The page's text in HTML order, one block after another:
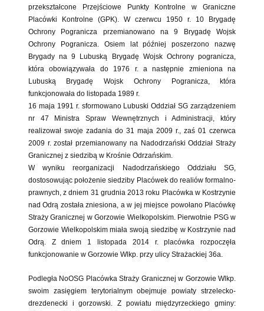
przekształcone Przejściowe Punkty Kontrolne w Graniczne
Placówki Kontrolne (GPK). W czerwcu 1950 r. 10 Brygadę
Ochrony Pogranicza przemianowano na 9 Brygadę Wojsk
Ochrony Pogranicza. Osiem lat później poszerzono nazwę
Brygady na 9 Lubuską Brygadę Wojsk Ochrony pogranicza,
która obowiązywała do 1976 r. a następnie zmieniona na
Lubuską Brygadę Wojsk Ochrony Pogranicza, która
funkcjonowała do listopada 1989 r.
16 maja 1991 r. sformowano Lubuski Oddział SG zarządzeniem
nr 47 Ministra Spraw Wewnętrznych i Administracji, który
realizował swoje zadania do 31 maja 2009 r., zaś 01 czerwca
2009 r. został przemianowany na Nadodrzański Oddział Straży
Granicznej z siedzibą w Krośnie Odrzańskim.
W wyniku reorganizacji Nadodrzańskiego Oddziału SG,
dostosowując położenie siedziby Placówek do realiów formalno-
prawnych, z dniem 31 grudnia 2013 roku Placówka w Kostrzynie
nad Odrą została zniesiona, a w jej miejsce powołano Placówkę
Straży Granicznej w Gorzowie Wielkopolskim. Pierwotnie PSG w
Gorzowie Wielkopolskim miała swoją siedzibę w Kostrzynie nad
Odrą. Z dniem 1 listopada 2014 r. placówka rozpoczęła
funkcjonowanie w Gorzowie Wlkp. przy ulicy Strażackiej 36a.
Podległa NoOSG Placówka Straży Granicznej w Gorzowie Wlkp.
swoim zasięgiem terytorialnym obejmuje powiaty strzelecko-
drezdenecki i gorzowski. Z powiatu międzyrzeckiego gminy: